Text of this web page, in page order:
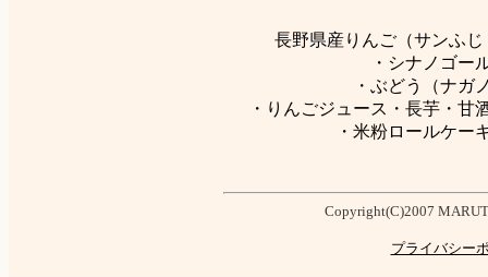
長野県産りんご（サンふ
・シナノゴー
・ぶどう（ナガ
・りんごジュース・長芋・甘
・米粉ロールケー
Copyright(C)2007
プライバシー